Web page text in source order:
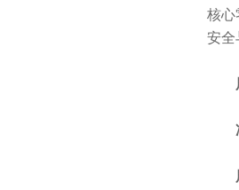
核心
安全
展
净
展